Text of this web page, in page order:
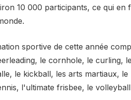
10 000 participants, ce qui en
sportive de cette année
le cornhole, le curling,
le kickball, les arts martiaux,
l'ultimate frisbee, le